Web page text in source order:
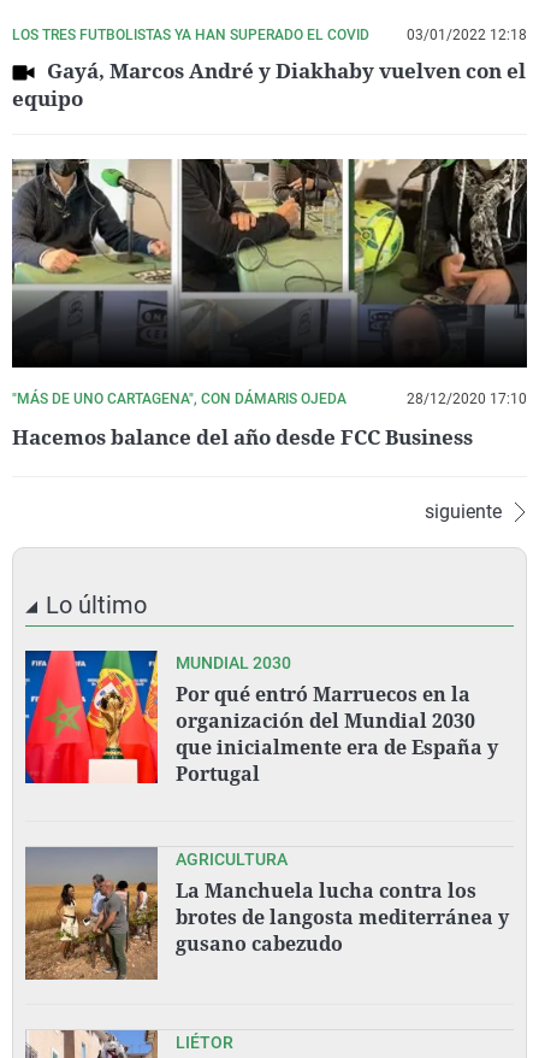
LOS TRES FUTBOLISTAS YA HAN SUPERADO EL COVID 03/01/2022 12:18
Gayá, Marcos André y Diakhaby vuelven con el
equipo
"MÁS DE UNO CARTAGENA", CON DÁMARIS OJEDA 28/12/2020 17:10
Hacemos balance del año desde FCC Business
siguiente
Lo último
MUNDIAL 2030
Por qué entró Marruecos en la
organización del Mundial 2030
que inicialmente era de España y
Portugal
AGRICULTURA
La Manchuela lucha contra los
brotes de langosta mediterránea y
gusano cabezudo
LIÉTOR